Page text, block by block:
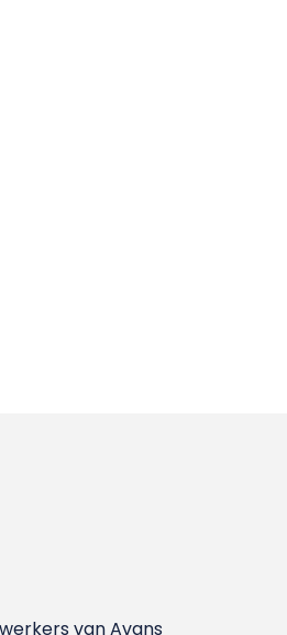
van Avans